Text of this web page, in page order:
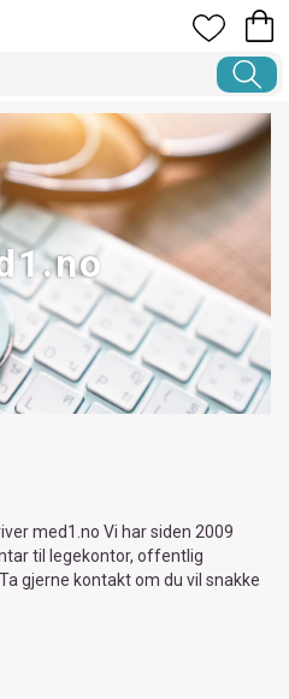
med1.no Vi har siden 2009
til legekontor, offentlig
gjerne kontakt om du vil snakke